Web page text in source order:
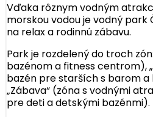
Vďaka rôznym vodným
morskou vodou je vodný
na relax a rodinnú zábavu.
Park je rozdelený do troch
bazénom a fitness centrom),
bazén pre starších s barom a
„Zábava“ (zóna s vodnými
pre deti a detskými bazénmi).